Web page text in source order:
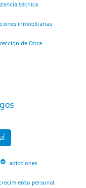
técnica
inmobiliarias
de Obra
adicciones
personal